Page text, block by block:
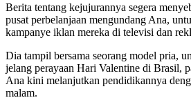
Berita tentang kejujurannya segera
pusat perbelanjaan mengundang Ana,
kampanye iklan mereka di televisi dan
Dia tampil bersama seorang model pria,
jelang perayaan Hari Valentine di Brasil,
Ana kini melanjutkan pendidikannya
malam.